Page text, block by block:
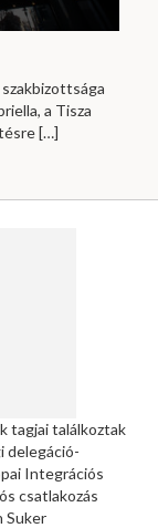
a Tisza
[…]
tagjai találkoztak
delegáció-
Integrációs
csatlakozás
Suker